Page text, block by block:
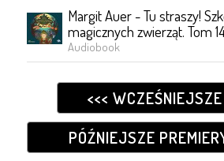
Margit Auer - Tu straszy!
magicznych zwierząt. Tom
Audiobook
<<<
PÓŹNIEJSZE